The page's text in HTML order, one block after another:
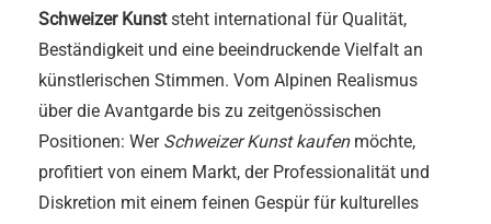
Schweizer Kunststeht international für Qualität,
Beständigkeit und eine beeindruckende Vielfalt an
künstlerischen Stimmen. Vom Alpinen Realismus
über die Avantgarde bis zu zeitgenössischen
Positionen: Wer Schweizer Kunst kaufenmöchte,
profitiert von einem Markt, der Professionalität und
Diskretion mit einem feinen Gespür für kulturelles